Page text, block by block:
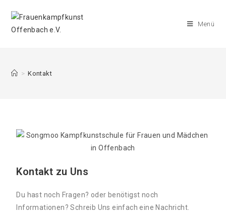
Menü
> Kontakt
Kontakt zu Uns
Du hast noch Fragen? oder benötigst noch
Informationen? Schreib Uns einfach eine Nachricht.